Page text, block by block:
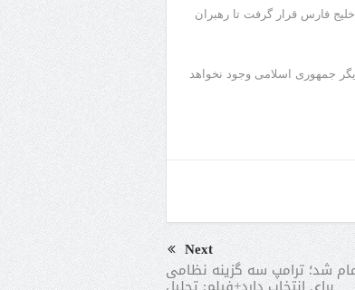
خلیج فارس قرار گرفت تا رهبران
جمهوری اسلامی وجود نخواهد
Next
شد؛ ترامپ سه گزینه نظامی